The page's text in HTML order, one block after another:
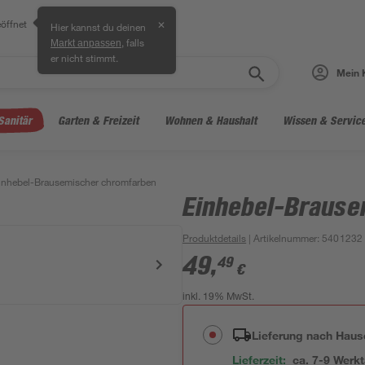
Hier kannst du deinen
Markt anpassen , falls
er nicht stimmt.
✕
Mein
Garten & Freizeit Wohnen & Haushalt Wissen &
Brausemischer chromfarben
Einhebel-
Produktdetails | Artikelnummer: 5401232
49,49 €
inkl. 19% MwSt.
Lieferung nach
Lieferzeit: ca. 7-9